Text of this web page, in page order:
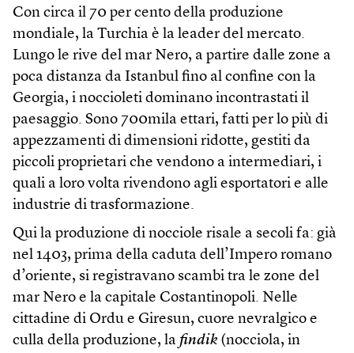
Con circa il 70 per cento della produzione
mondiale, la Turchia è la leader del mercato.
Lungo le rive del mar Nero, a partire dalle zone a
poca distanza da Istanbul fino al confine con la
Georgia, i noccioleti dominano incontrastati il
paesaggio. Sono 700mila ettari, fatti per lo più di
appezzamenti di dimensioni ridotte, gestiti da
piccoli proprietari che vendono a intermediari, i
quali a loro volta rivendono agli esportatori e alle
industrie di trasformazione.
Qui la produzione di nocciole risale a secoli fa: già
nel 1403, prima della caduta dell’Impero romano
d’oriente, si registravano scambi tra le zone del
mar Nero e la capitale Costantinopoli. Nelle
cittadine di Ordu e Giresun, cuore nevralgico e
culla della produzione, la findik (nocciola, in